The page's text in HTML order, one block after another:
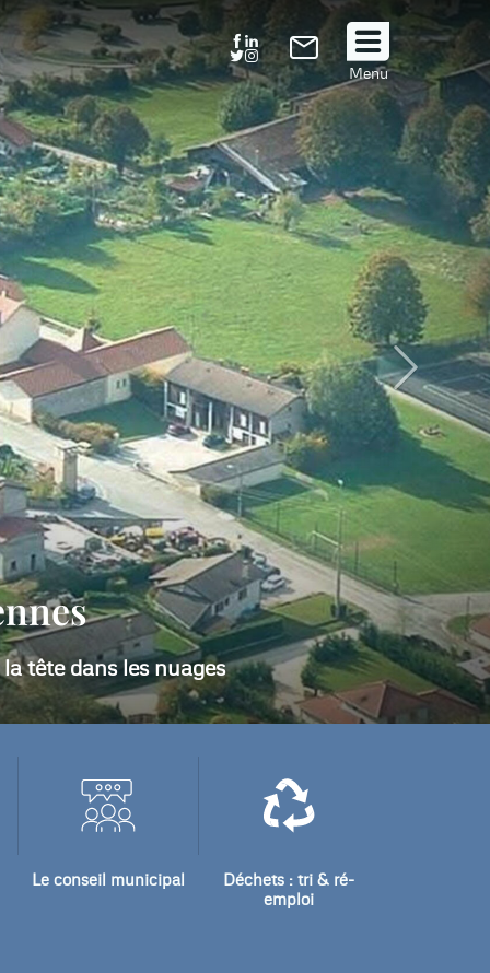
Suivez
nous
!
Menu
:
Le conseil municipal
Déchets : tri & ré-
emploi